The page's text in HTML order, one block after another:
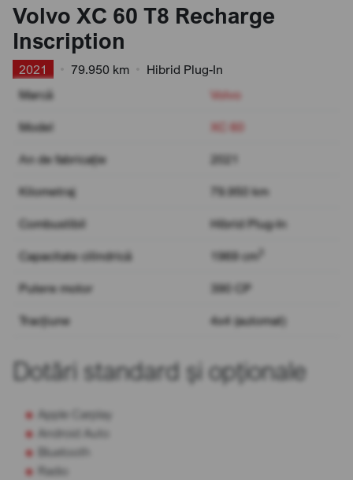
Volvo XC 60 T8 Recharge
Inscription
2021 79.950 km
Hibrid Plug-In
Marcă
Volvo
Model XC 60
An de fabricație 2021
Kilometraj 79.950 km
Combustibil Hibrid Plug-In
Capacitate cilindrică 1969 cm
Putere motor 390 CP
Tracțiune 4x4 (automat)
Dotări standard și opționale
Apple Carplay
Android Auto
Bluetooth
Radio